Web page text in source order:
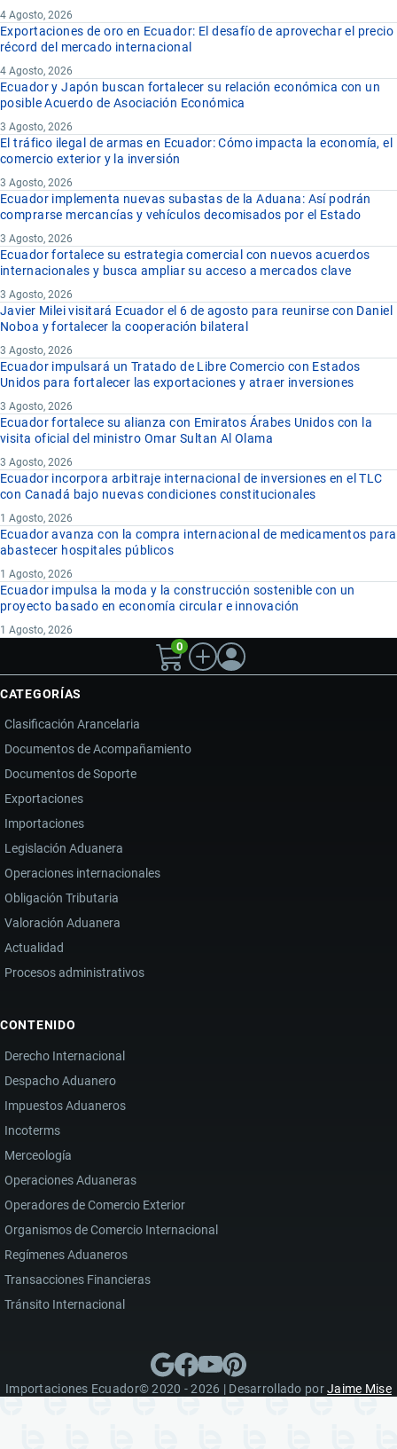
4 Agosto, 2026
Exportaciones de oro en Ecuador: El desafío de aprovechar el precio
récord del mercado internacional
4 Agosto, 2026
Ecuador y Japón buscan fortalecer su relación económica con un
posible Acuerdo de Asociación Económica
3 Agosto, 2026
El tráfico ilegal de armas en Ecuador: Cómo impacta la economía, el
comercio exterior y la inversión
3 Agosto, 2026
Ecuador implementa nuevas subastas de la Aduana: Así podrán
comprarse mercancías y vehículos decomisados por el Estado
3 Agosto, 2026
Ecuador fortalece su estrategia comercial con nuevos acuerdos
internacionales y busca ampliar su acceso a mercados clave
3 Agosto, 2026
Javier Milei visitará Ecuador el 6 de agosto para reunirse con Daniel
Noboa y fortalecer la cooperación bilateral
3 Agosto, 2026
Ecuador impulsará un Tratado de Libre Comercio con Estados
Unidos para fortalecer las exportaciones y atraer inversiones
3 Agosto, 2026
Ecuador fortalece su alianza con Emiratos Árabes Unidos con la
visita oficial del ministro Omar Sultan Al Olama
3 Agosto, 2026
Ecuador incorpora arbitraje internacional de inversiones en el TLC
con Canadá bajo nuevas condiciones constitucionales
1 Agosto, 2026
Ecuador avanza con la compra internacional de medicamentos para
abastecer hospitales públicos
1 Agosto, 2026
Ecuador impulsa la moda y la construcción sostenible con un
proyecto basado en economía circular e innovación
1 Agosto, 2026
0
CATEGORÍAS
Clasificación Arancelaria
Documentos de Acompañamiento
Documentos de Soporte
Exportaciones
Importaciones
Legislación Aduanera
Operaciones internacionales
Obligación Tributaria
Valoración Aduanera
Actualidad
Procesos administrativos
CONTENIDO
Derecho Internacional
Despacho Aduanero
Impuestos Aduaneros
Incoterms
Merceología
Operaciones Aduaneras
Operadores de Comercio Exterior
Organismos de Comercio Internacional
Regímenes Aduaneros
Transacciones Financieras
Tránsito Internacional
Importaciones Ecuador© 2020 - 2026 | Desarrollado porJaime Mise